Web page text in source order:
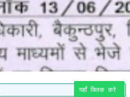
यहाँ क्लिक करे